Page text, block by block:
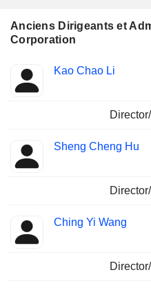
Anciens Dirigeants et
Corporation
Insider
Fonctions
Kao Chao Li
Sheng Cheng Hu
Ching Yi Wang
filiales.